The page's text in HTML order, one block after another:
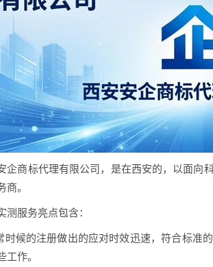
企商标代理有限公司，是在西安的，以面向
商。
测服务亮点包含：
时候的注册做出的应对时效迅速，符合标准
工作。